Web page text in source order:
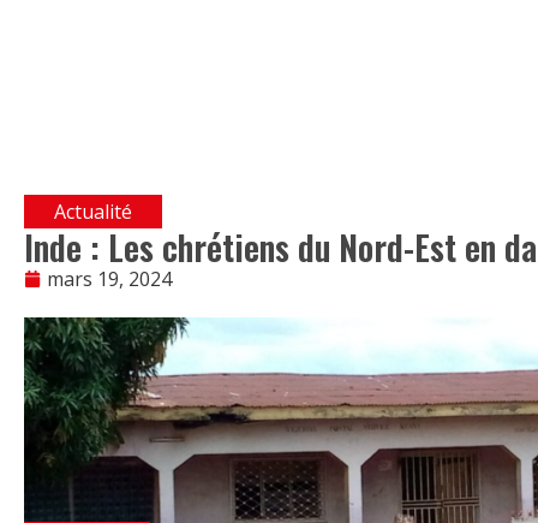
Actualité
Inde : Les chrétiens du Nord-Est en
mars 19, 2024